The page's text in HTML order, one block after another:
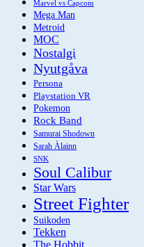
Marvel vs Capcom
Mega Man
Metroid
MOC
Nostalgi
Nyutgåva
Persona
Playstation VR
Pokemon
Rock Band
Samurai Shodown
Sarah Àlainn
SNK
Soul Calibur
Star Wars
Street Fighter
Suikoden
Tekken